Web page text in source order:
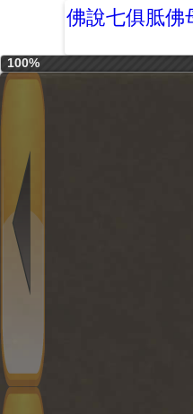
佛說七俱胝佛
100%